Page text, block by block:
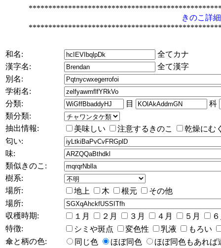
きのこ詳
和名:
全てカナ
漢字名:
全て漢字
別名:
学術名:
分類:
目
科
類分類:
抽出情報:
美味しい 注意するきのこ
乾燥にむ
匂い:
味:
類似きのこ:
樹系:
場所:
地上 木 根元
その他
場所:
収穫時期:
１月 ２月 ３月 ４月 ５月
特徴:
シミや斑点 変色性 乳液
もろい
傘と柄の色:
同じ色 ほぼ同色 ほぼ同色もあれ